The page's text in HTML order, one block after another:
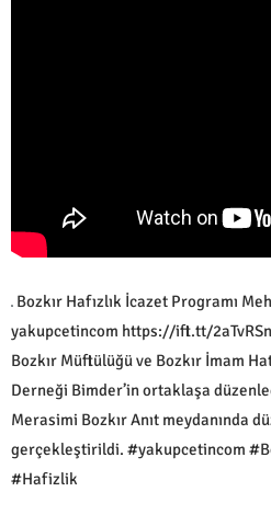
Bozkır Hafızlık İcazet Programı
yakupcetincom https://ift.tt/2aTvRSn
Bozkır Müftülüğü ve Bozkır İmam
Derneği Bimder’in ortaklaşa
Merasimi Bozkır Anıt meydanında
gerçekleştirildi. #yakupcetincom
#Hafizlik